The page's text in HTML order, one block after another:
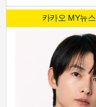
카카오 MY뉴스